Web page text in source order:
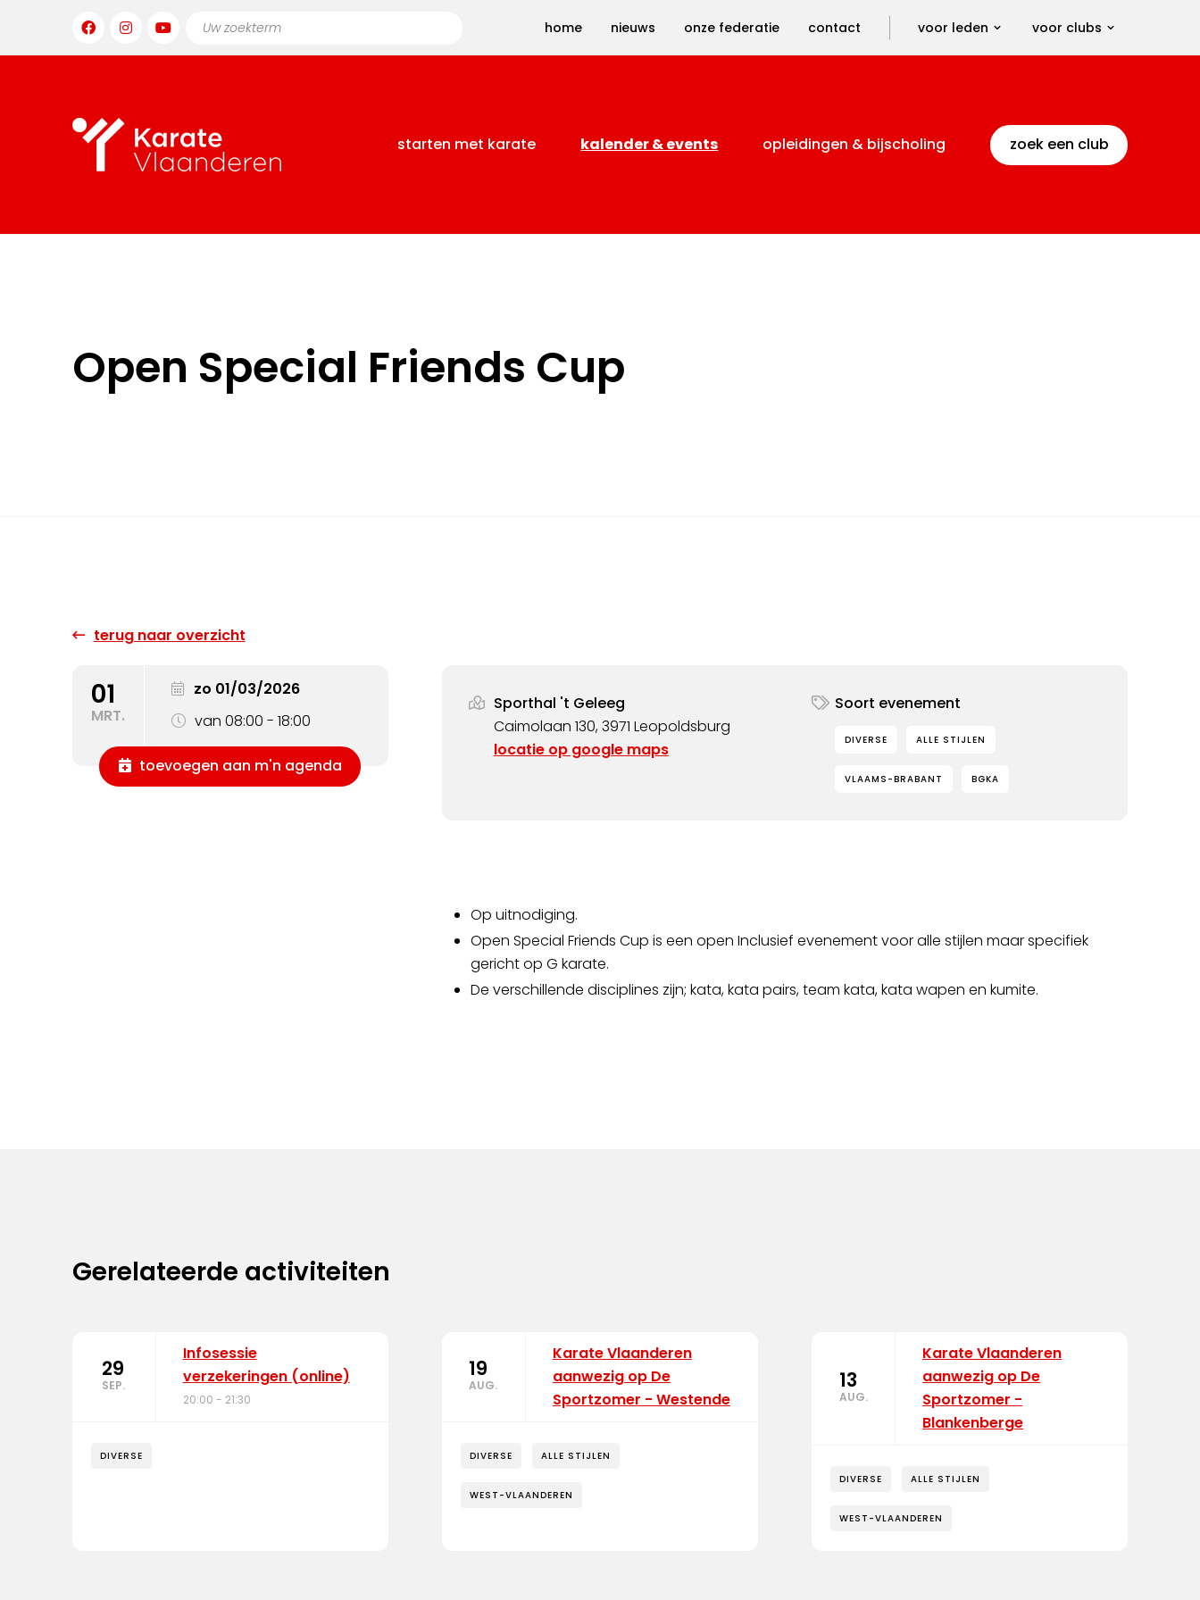
home nieuws onze federatie contact voor leden voor clubs
starten met karate kalender & events opleidingen & bijscholing zoek een club
Open Special Friends Cup
terug naar overzicht
01
MRT.
zo 01/03/2026
van 08:00 - 18:00
toevoegen aan m'n agenda
Sporthal 't Geleeg
Caimolaan 130, 3971 Leopoldsburg
locatie op google maps
Soort evenement
DIVERSE ALLE STIJLEN
VLAAMS-BRABANT BGKA
Op uitnodiging.
Open Special Friends Cup is een open Inclusief evenement voor alle stijlen maar specifiek
gericht op G karate.
De verschillende disciplines zijn; kata, kata pairs, team kata, kata wapen en kumite.
Gerelateerde activiteiten
29
SEP.
Infosessie
verzekeringen (online)
20:00 - 21:30
DIVERSE
19
AUG.
Karate Vlaanderen
aanwezig op De
Sportzomer - Westende
DIVERSE ALLE STIJLEN
WEST-VLAANDEREN
13
AUG.
Karate Vlaanderen
aanwezig op De
Sportzomer -
Blankenberge
DIVERSE ALLE STIJLEN
WEST-VLAANDEREN